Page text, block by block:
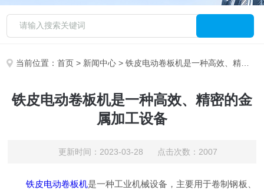
当前位置：首页 > 新闻中心 > 铁皮电动卷板机是一种高效、精密的金属加工设备
铁皮电动卷板机是一种高效、精密的金
属加工设备
更新时间：2023-03-28 点击次数：2007
铁皮电动卷板机是一种工业机械设备，主要用于卷制钢板、